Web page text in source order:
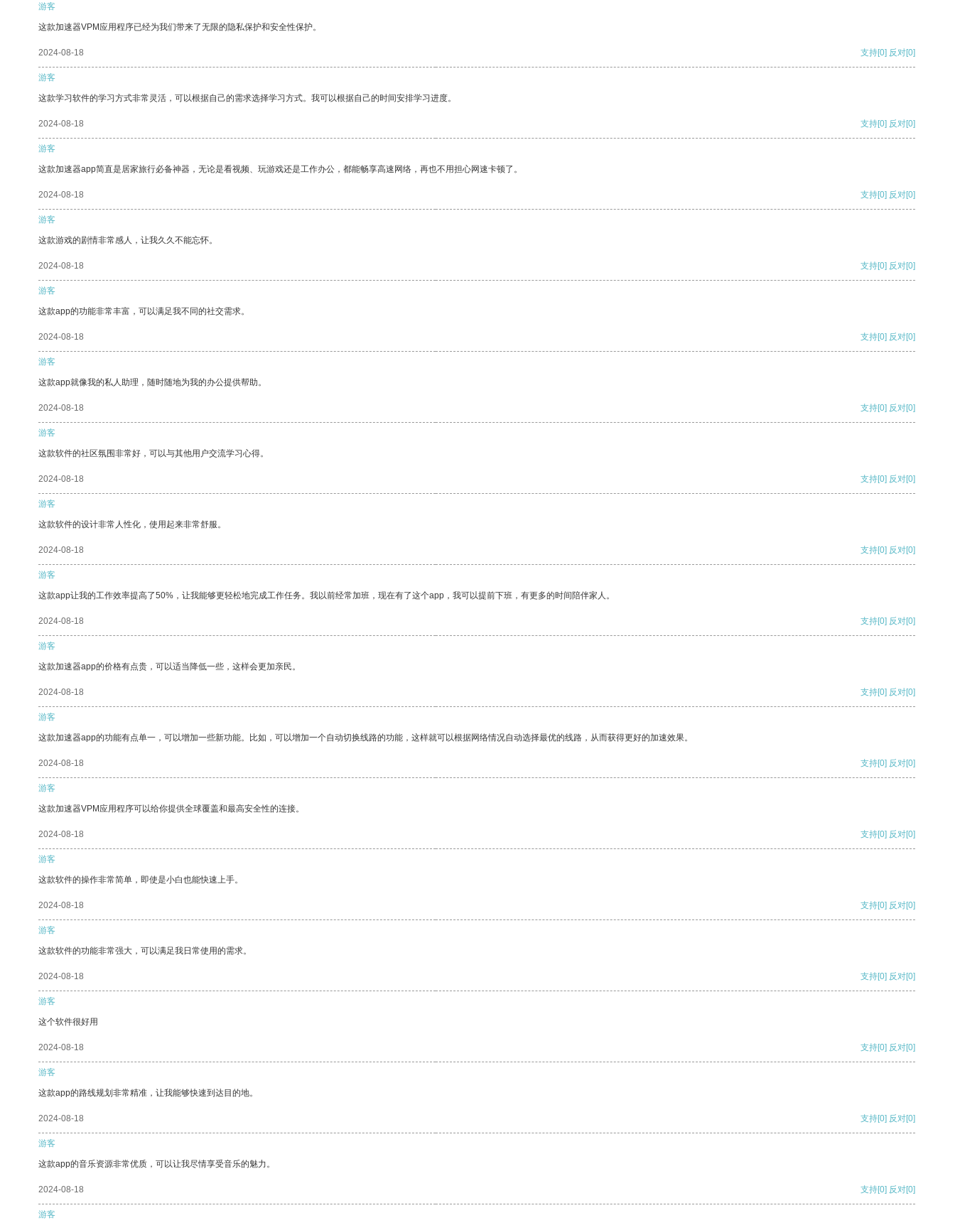
游客
这款加速器VPM应用程序已经为我们带来了无限的隐私保护和安全性保护。
2024-08-18 支持[0] 反对[0]
游客
这款学习软件的学习方式非常灵活，可以根据自己的需求选择学习方式。我可以根据自己的时间安排学习进度。
2024-08-18 支持[0] 反对[0]
游客
这款加速器app简直是居家旅行必备神器，无论是看视频、玩游戏还是工作办公，都能畅享高速网络，再也不用担心网速卡顿了。
2024-08-18 支持[0] 反对[0]
游客
这款游戏的剧情非常感人，让我久久不能忘怀。
2024-08-18 支持[0] 反对[0]
游客
这款app的功能非常丰富，可以满足我不同的社交需求。
2024-08-18 支持[0] 反对[0]
游客
这款app就像我的私人助理，随时随地为我的办公提供帮助。
2024-08-18 支持[0] 反对[0]
游客
这款软件的社区氛围非常好，可以与其他用户交流学习心得。
2024-08-18 支持[0] 反对[0]
游客
这款软件的设计非常人性化，使用起来非常舒服。
2024-08-18 支持[0] 反对[0]
游客
这款app让我的工作效率提高了50%，让我能够更轻松地完成工作任务。我以前经常加班，现在有了这个app，我可以提前下班，有更多的时间陪伴家人。
2024-08-18 支持[0] 反对[0]
游客
这款加速器app的价格有点贵，可以适当降低一些，这样会更加亲民。
2024-08-18 支持[0] 反对[0]
游客
这款加速器app的功能有点单一，可以增加一些新功能。比如，可以增加一个自动切换线路的功能，这样就可以根据网络情况自动选择最优的线路，从而获得更好的加速效果。
2024-08-18 支持[0] 反对[0]
游客
这款加速器VPM应用程序可以给你提供全球覆盖和最高安全性的连接。
2024-08-18 支持[0] 反对[0]
游客
这款软件的操作非常简单，即使是小白也能快速上手。
2024-08-18 支持[0] 反对[0]
游客
这款软件的功能非常强大，可以满足我日常使用的需求。
2024-08-18 支持[0] 反对[0]
游客
这个软件很好用
2024-08-18 支持[0] 反对[0]
游客
这款app的路线规划非常精准，让我能够快速到达目的地。
2024-08-18 支持[0] 反对[0]
游客
这款app的音乐资源非常优质，可以让我尽情享受音乐的魅力。
2024-08-18 支持[0] 反对[0]
游客